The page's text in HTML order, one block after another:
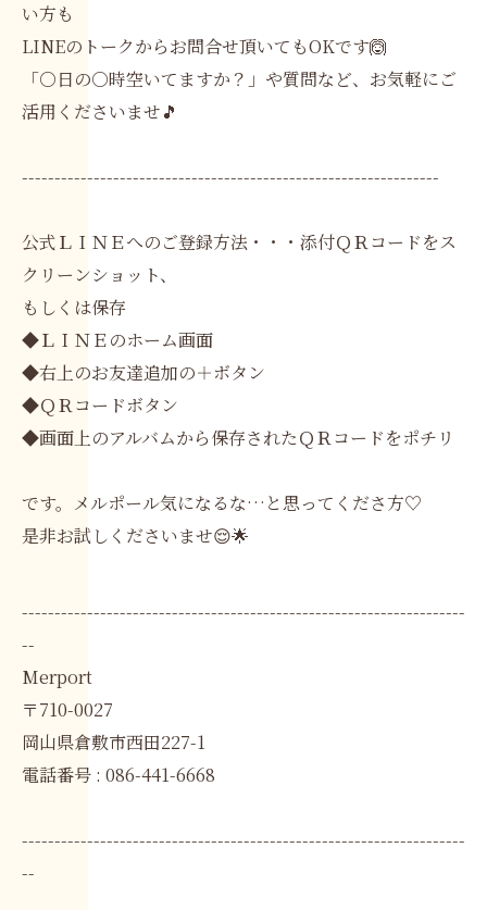
い方も
LINEのトークからお問合せ頂いてもOKです🙆
「○日の○時空いてますか？」や質問など、お気軽にご
活用くださいませ🎵
----------------------------------------------------------------
公式ＬＩＮＥへのご登録方法・・・添付ＱＲコードをス
クリーンショット、
もしくは保存
◆ＬＩＮＥのホーム画面
◆右上のお友達追加の＋ボタン
◆ＱＲコードボタン
◆画面上のアルバムから保存されたＱＲコードをポチリ
です。メルポール気になるな…と思ってくださ方♡
是非お試しくださいませ😌🌟
--------------------------------------------------------------------
--
Merport
〒710-0027
岡山県倉敷市西田227-1
電話番号 : 086-441-6668
--------------------------------------------------------------------
--